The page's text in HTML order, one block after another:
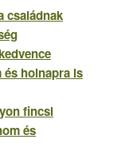
családnak
és holnapra is
fincsi
és